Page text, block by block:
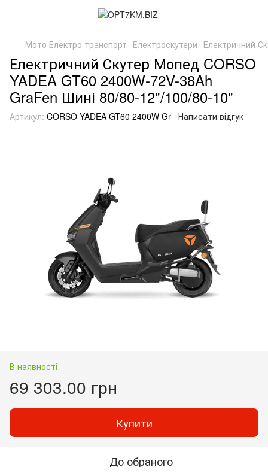
Мото Електро транспорт Електроскутери Електричний
Електричний Скутер Мопед CORSO
YADEA GT60 2400W-72V-38Ah
GraFen Шині 80/80-12"/100/80-10"
Артикул: CORSO YADEA GT60 2400W Gr Написати відгук
В наявності
69 303.00 грн
Купити
До обраного